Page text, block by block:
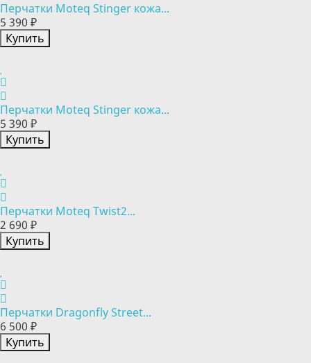
Перчатки Moteq Stinger кожа...
5 390 ₽
Купить
Перчатки Moteq Stinger кожа...
5 390 ₽
Купить
Перчатки Moteq Twist2...
2 690 ₽
Купить
Перчатки Dragonfly Street...
6 500 ₽
Купить